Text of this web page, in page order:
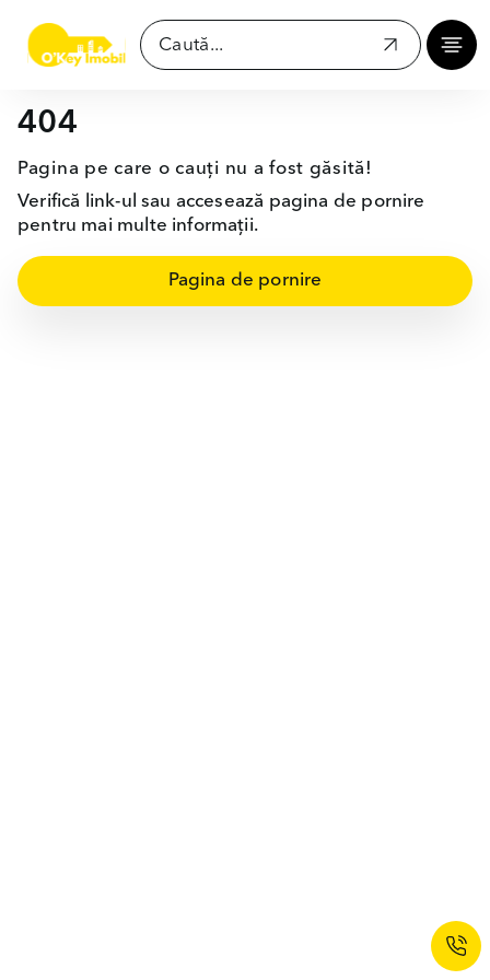
404
Pagina pe care o cauți nu a fost găsită!
Verifică link-ul sau accesează pagina de pornire
pentru mai multe informații.
Pagina de pornire